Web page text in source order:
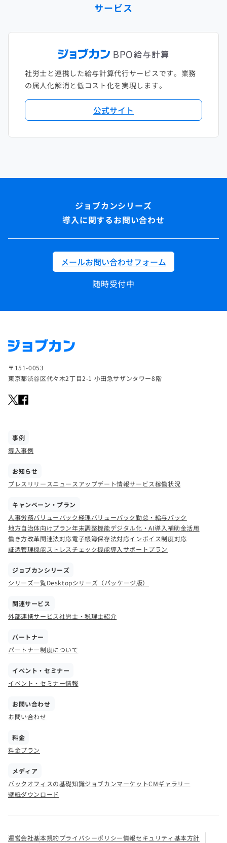
サービス
社労士と連携した給与計算代行サービスです。業務
の属人化解消と低コスト化を実現します。
公式サイト
導入に関するお問い合わせ
メールお問い合わせフォーム
随時受付中
〒151-0053
東京都渋谷区代々木2丁目2-1 小田急サザンタワー8階
事例
導入事例
お知らせ
プレスリリースニュース アップデート情報サービス稼働状況
キャンペーン・プラン
人事労務バリューパック経理バリューパック勤怠・給与パック
地方自治体向けプラン年末調整機能デジタル化・AI導入補助金活用
働き方改革関連法対応電子帳簿保存法対応インボイス制度対応
証憑管理機能ストレスチェック機能導入サポートプラン
ジョブカンシリーズ
シリーズ一覧Desktopシリーズ（パッケージ版）
関連サービス
外部連携サービス社労士・税理士紹介
パートナー
パートナー制度について
イベント・セミナー
イベント・セミナー情報
お問い合わせ
お問い合わせ
料金
料金プラン
メディア
バックオフィスの基礎知識ジョブカンマーケットCMギャラリー
壁紙ダウンロード
運営会社基本規約プライバシーポリシー情報セキュリティ基本方針